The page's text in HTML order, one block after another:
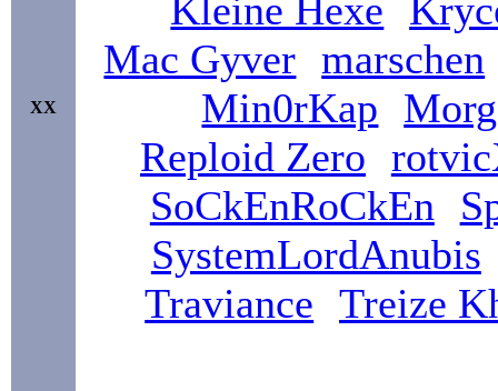
XX
Kleine Hexe
Mac Gyver marschen
Min0rKap
Reploid Zero
SoCkEnRoCkEn
SystemLordAnubis
Traviance Treize